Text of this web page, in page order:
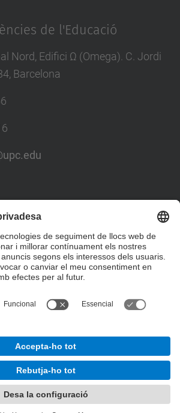
de l'Educació
Nord, Edifici Ω (Omega). C. Jordi
Barcelona
Socials
de l'Educació
amb
Mapa del lloc
Accessibilitat